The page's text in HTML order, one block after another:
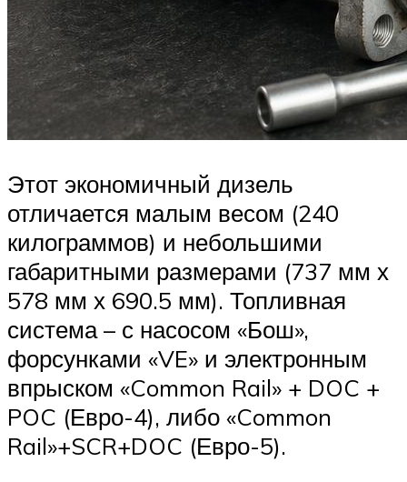
Этот экономичный дизель
отличается малым весом (240
килограммов) и небольшими
габаритными размерами (737 мм х
578 мм х 690.5 мм). Топливная
система – с насосом «Бош»,
форсунками «VE» и электронным
впрыском «Common Rail» + DOC +
POC (Евро-4), либо «Common
Rail»+SCR+DOC (Евро-5).